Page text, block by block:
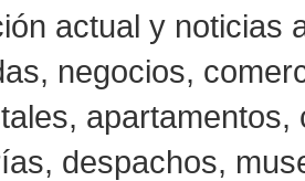
actual y noticias
negocios,
despachos,